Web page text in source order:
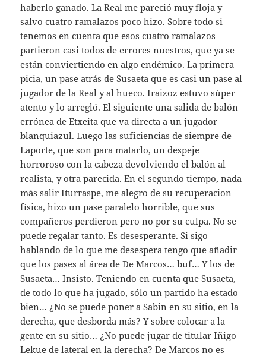
haberlo ganado. La Real me pareció muy floja y
salvo cuatro ramalazos poco hizo. Sobre todo si
tenemos en cuenta que esos cuatro ramalazos
partieron casi todos de errores nuestros, que ya se
están conviertiendo en algo endémico. La primera
picia, un pase atrás de Susaeta que es casi un pase al
jugador de la Real y al hueco. Iraizoz estuvo súper
atento y lo arregló. El siguiente una salida de balón
errónea de Etxeita que va directa a un jugador
blanquiazul. Luego las suficiencias de siempre de
Laporte, que son para matarlo, un despeje
horroroso con la cabeza devolviendo el balón al
realista, y otra parecida. En el segundo tiempo, nada
más salir Iturraspe, me alegro de su recuperacion
física, hizo un pase paralelo horrible, que sus
compañeros perdieron pero no por su culpa. No se
puede regalar tanto. Es desesperante. Si sigo
hablando de lo que me desespera tengo que añadir
que los pases al área de De Marcos… buf… Y los de
Susaeta… Insisto. Teniendo en cuenta que Susaeta,
de todo lo que ha jugado, sólo un partido ha estado
bien… ¿No se puede poner a Sabin en su sitio, en la
derecha, que desborda más? Y sobre colocar a la
gente en su sitio… ¿No puede jugar de titular Iñigo
Lekue de lateral en la derecha? De Marcos no es